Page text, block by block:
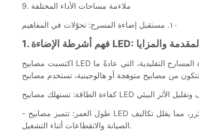
9. ملاءمة مساحات الأداء المختلفة
١٠. مستقبل إضاءة المسرح: تحوّلات في المفاهيم
1. فهم أشرطة الإضاءة LED: المقدمة والمزايا
اكتسبت مصابيح LED شعبيةً واسعةً في السنوات الأخيرة بفضل كفاءتها في استهلاك الطاقة، وتصميمها المدمج، وطول عمرها الافتراضي. بخلاف وحدات إضاءة المسارح التقليدية، التي عادةً ما
- طول العمر: تتميز مصابيح LED بعمر افتراضي طويل، يصل غالبًا إلى 50,000 ساعة أو أكثر. هذا العمر الافتراضي الطويل يقلل الحاجة إلى استبدال المصابيح بشكل متكرر، مما يقلل تكاليف
الصيانة والانقطاعات أثناء التشغيل.